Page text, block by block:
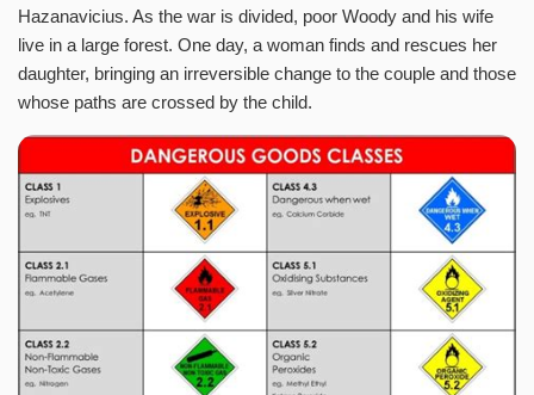
Hazanavicius. As the war is divided, poor Woody and his wife
live in a large forest. One day, a woman finds and rescues her
daughter, bringing an irreversible change to the couple and those
whose paths are crossed by the child.